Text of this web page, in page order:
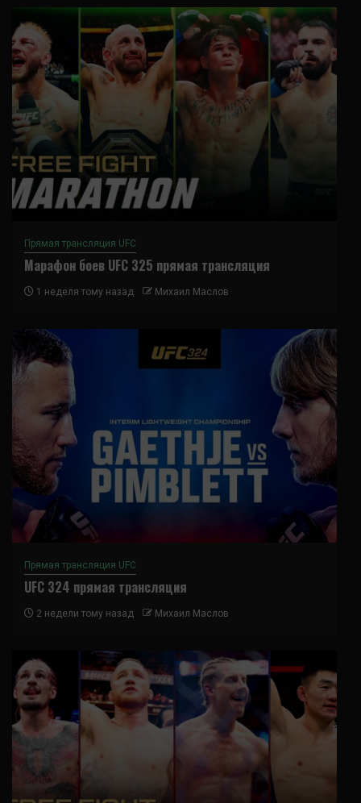
Прямая трансляция UFC
Марафон боев UFC 325 прямая трансляция
1 неделя тому назад Михаил Маслов
Прямая трансляция UFC
UFC 324 прямая трансляция
2 недели тому назад Михаил Маслов